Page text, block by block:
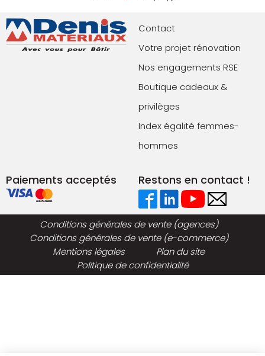
Contact
Votre projet rénovation
Nos engagements RSE
Boutique cadeaux &
privilèges
Index égalité femmes-
hommes
Paiements acceptés Restons en contact !
Conditions générales de vente (agences)
Conditions générales de vente (e-commerce)
Mentions légales
Plan du site
Politique de confidentialité